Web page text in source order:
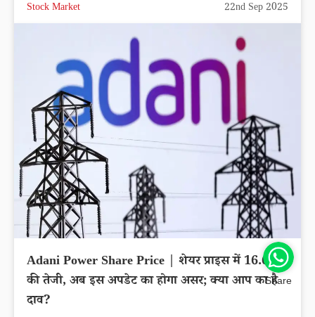
Stock Market 22nd Sep 2025
Adani Power Share Price | शेयर प्राइस में 16.65%
की तेजी, अब इस अपडेट का होगा असर; क्या आप का है
दाव?
Share